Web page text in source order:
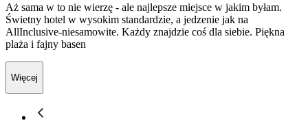
Aż sama w to nie wierzę - ale najlepsze miejsce w jakim byłam.
Świetny hotel w wysokim standardzie, a jedzenie jak na
AllInclusive-niesamowite. Każdy znajdzie coś dla siebie. Piękna
plaża i fajny basen
Więcej